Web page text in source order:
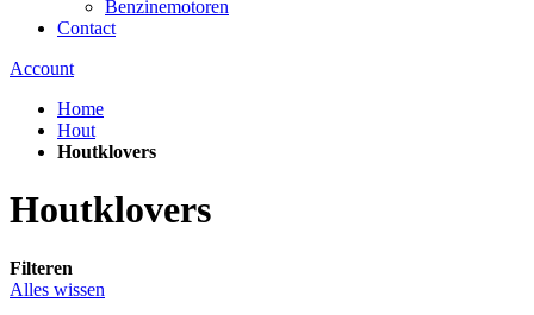
Benzinemotoren
Contact
Account
Home
Hout
Houtklovers
Houtklovers
Filteren
Alles wissen